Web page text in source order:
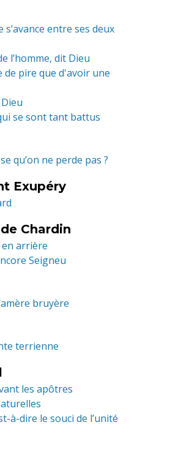
s’avance entre ses deux
l’homme, dit Dieu
de pire que d'avoir une
se sont tant battus
qu’on ne perde pas ?
Exupéry
Chardin
en arrière
Seigneu
bruyère
terrienne
les apôtres
à-dire le souci de l’unité